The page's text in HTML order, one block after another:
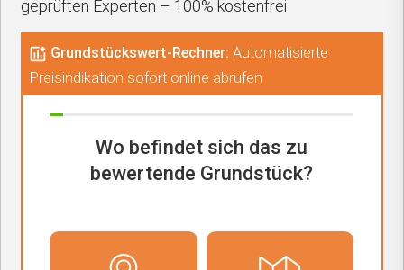
geprüften Experten – 100% kostenfrei
Grundstückswert-Rechner: Automatisierte
Preisindikation sofort online abrufen